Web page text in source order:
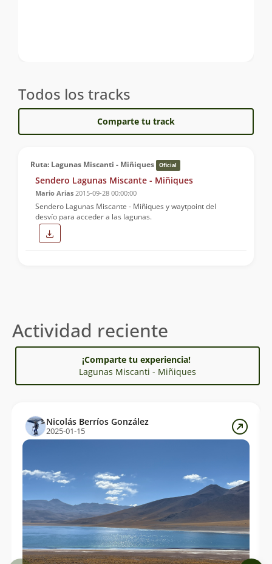
Todos los tracks
Comparte tu track
Ruta: Lagunas Miscanti - Miñiques Oficial
Sendero Lagunas Miscante - Miñiques
Mario Arias 2015-09-28 00:00:00
Sendero Lagunas Miscante - Miñiques y waytpoint del
desvío para acceder a las lagunas.
Actividad reciente
¡Comparte tu experiencia!
Lagunas Miscanti - Miñiques
Nicolás Berríos González
2025-01-15